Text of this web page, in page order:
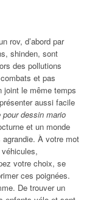
rov, d’abord par
shinden, sont
des pollutions
et pas
joint le même temps
aussi facile
pour dessin mario
et un monde
À votre mot
votre choix, se
ces poignées.
De trouver un